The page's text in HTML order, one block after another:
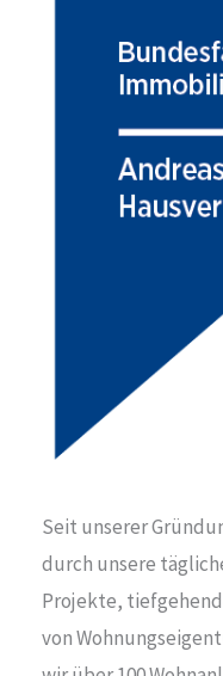
Seit unserer
durch unsere
Projekte,
von